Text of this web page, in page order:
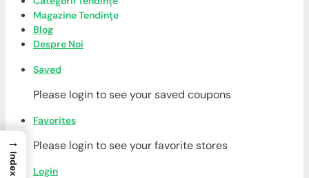
content
Magazine Tendințe
Blog
Despre Noi
Saved
Please login to see your saved coupons
Favorites
Please login to see your favorite stores
Login
→
Index